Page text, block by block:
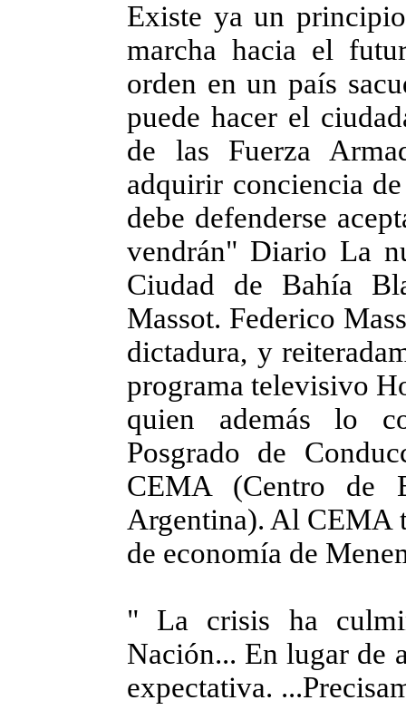
Existe ya un
marcha hacia el
orden en un país
puede hacer el
de las Fuerza
adquirir conciencia
debe defenderse
vendrán" Diario La
Ciudad de Bahía
Massot. Federico
dictadura, y
programa televisivo
quien además lo
Posgrado de
CEMA (Centro de
Argentina). Al CEMA
de economía de
" La crisis ha
Nación... En lugar de
expectativa.